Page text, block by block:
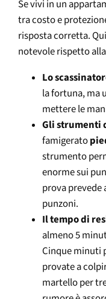
Se vivi in un
tra costo e
risposta corretta.
notevole rispetto
Lo
la fortuna, ma
mettere le
Gli strumenti
famigerato
strumento
enorme sui
prova prevede
punzoni.
Il tempo di
almeno 5
Cinque minuti
provate a
martello per